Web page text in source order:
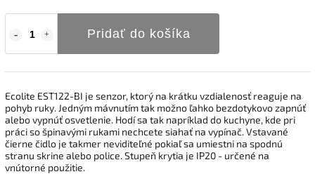
Pridať do košíka
Ecolite EST122-BI je senzor, ktorý na krátku vzdialenosť reaguje na
pohyb ruky. Jedným mávnutím tak možno ľahko bezdotykovo zapnúť
alebo vypnúť osvetlenie. Hodí sa tak napríklad do kuchyne, kde pri
práci so špinavými rukami nechcete siahať na vypínač. Vstavané
čierne čidlo je takmer neviditeľné pokiaľ sa umiestni na spodnú
stranu skrine alebo police. Stupeň krytia je IP20 - určené na
vnútorné použitie.